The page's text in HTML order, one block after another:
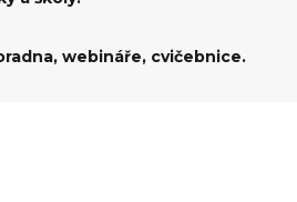
webináře, cvičebnice.